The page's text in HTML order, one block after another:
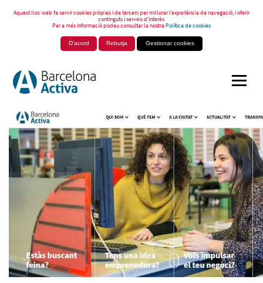
Aquest lloc web fa servir cookies pròpies i de tercers per millorar l’experiència de navegació, i oferir
continguts i serveis d’interès.
Per a més informació podeu consultar la nostraPolítica de cookies
D'acord Rebutja Gestionar cookies